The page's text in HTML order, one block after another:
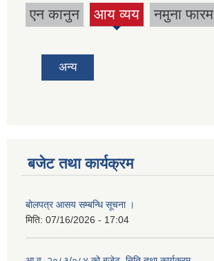
एन कानुन आय व्यय
(active
नमुना फारम
अन्य
बजेट तथा कार्यक्रम
बोलपत्र आसय सम्बन्धि सूचना ।
मिति: 07/16/2026 - 17:04